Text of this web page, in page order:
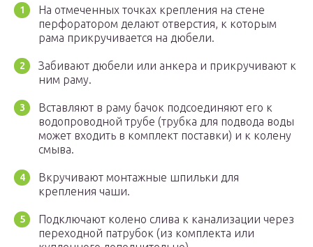
На отмеченных точках крепления на стене
перфоратором делают отверстия, к которым
рама прикручивается на дюбели.
Забивают дюбели или анкера и прикручивают к
ним раму.
Вставляют в раму бачок подсоединяют его к
водопроводной трубе (трубка для подвода воды
может входить в комплект поставки) и к колену
смыва.
Вкручивают монтажные шпильки для
крепления чаши.
Подключают колено слива к канализации через
переходной патрубок (из комплекта или